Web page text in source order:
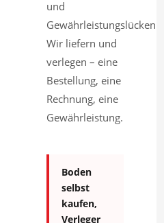
und
Gewährleistungslücken.
Wir liefern und
verlegen – eine
Bestellung, eine
Rechnung, eine
Gewährleistung.
Boden
selbst
kaufen,
Verleger